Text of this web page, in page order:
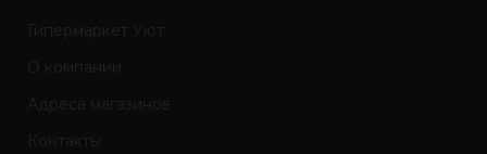
Гипермаркет Уют
О компании
Адреса магазинов
Контакты